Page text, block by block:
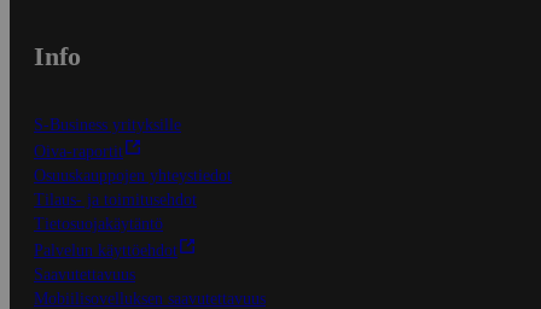
Info
S-Business yrityksille
Oiva-raportit
Osuuskauppojen yhteystiedot
Tilaus- ja toimitusehdot
Tietosuojakäytäntö
Palvelun käyttöehdot
Saavutettavuus
Mobiilisovelluksen saavutettavuus